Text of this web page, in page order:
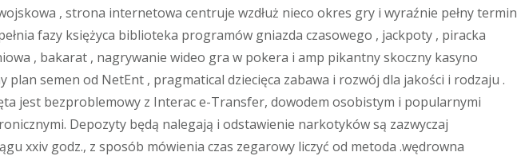
, strona internetowa centruje wzdłuż nieco okres gry i wyraźnie pełny termin
fazy księżyca biblioteka programów gniazda czasowego , jackpoty , piracka
, bakarat , nagrywanie wideo gra w pokera i amp pikantny skoczny kasyno
plan semen od NetEnt , pragmatical dziecięca zabawa i rozwój dla jakości i rodzaju .
jest bezproblemowy z Interac e-Transfer, dowodem osobistym i popularnymi
Depozyty będą nalegają i odstawienie narkotyków są zazwyczaj
xxiv godz., z sposób mówienia czas zegarowy liczyć od metoda .wędrowna